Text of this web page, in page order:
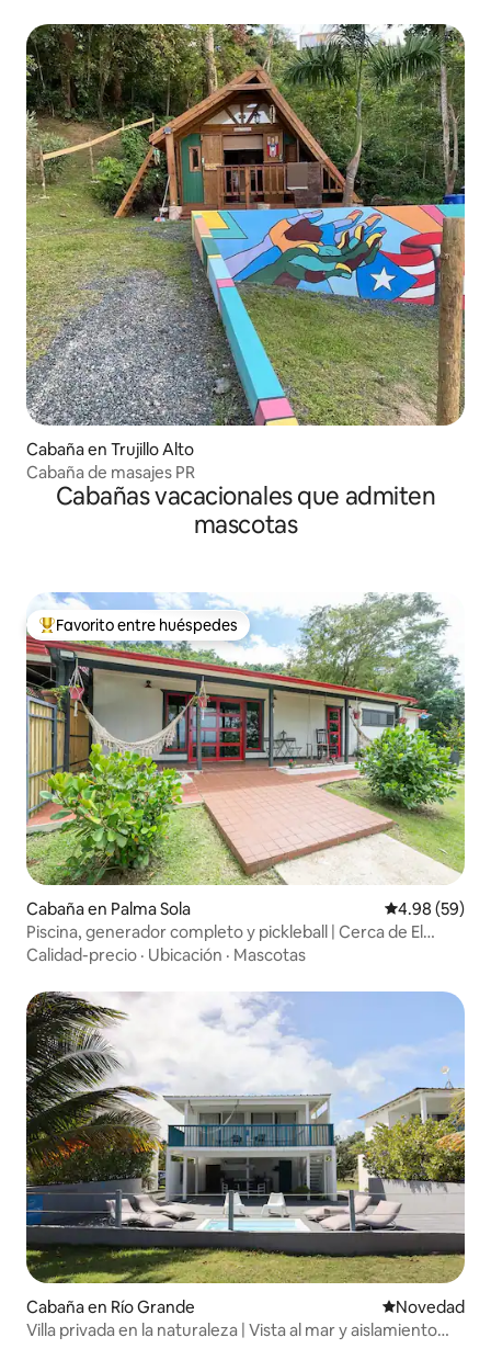
Cabaña en Trujillo Alto
Cabaña de masajes PR
Cabañas vacacionales que admiten
mascotas
Favorito entre huéspedes preferido
Favorito entre huéspedes
Cabaña en Palma Sola Calificación
4.98 (59)
Piscina, generador completo y pickleball | Cerca de El
Yunque
Calidad-precio · Ubicación · Mascotas
Cabaña en Río Grande Lugar para
Novedad
Villa privada en la naturaleza | Vista al mar y aislamiento